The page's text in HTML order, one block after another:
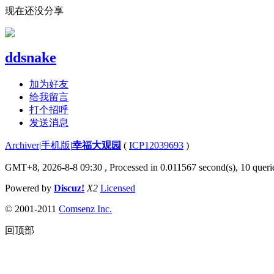
现在还没分享
ddsnake
加为好友
给我留言
打个招呼
发送消息
Archiver|手机版|幸福大观园 ( ICP12039693 )
GMT+8, 2026-8-8 09:30 , Processed in 0.011567 second(s), 10
Powered by Discuz! X2 Licensed
© 2001-2011 Comsenz Inc.
回顶部